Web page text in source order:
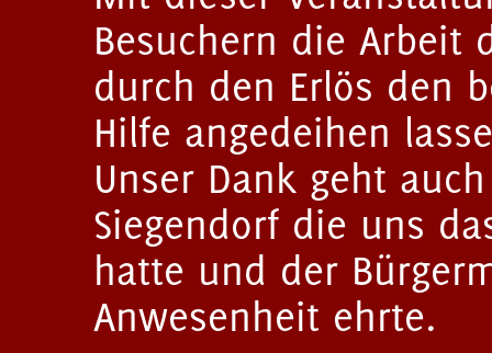
Besuchern die Arbeit
durch den Erlös den
Hilfe angedeihen
Unser Dank geht
Siegendorf die uns
hatte und der
Anwesenheit ehrte.